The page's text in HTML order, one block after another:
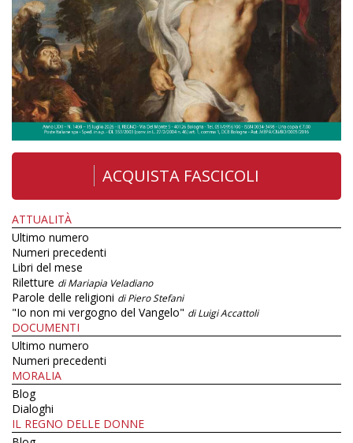
ACQUISTA FASCICOLI
ATTUALITÀ
Ultimo numero
Numeri precedenti
Libri del mese
Riletture di Mariapia Veladiano
Parole delle religioni di Piero Stefani
"Io non mi vergogno del Vangelo" di Luigi Accattoli
DOCUMENTI
Ultimo numero
Numeri precedenti
MORALIA
Blog
Dialoghi
IL REGNO DELLE DONNE